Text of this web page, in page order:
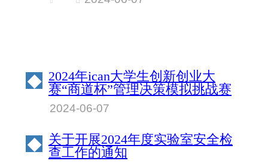
◆ 2024年ican大学生创新创业大
赛“商道杯”管理决策模拟挑战赛
北京物资学院校园赛成绩公示
2024-06-07
◆ 关于开展2024年度实验室安全检
查工作的通知